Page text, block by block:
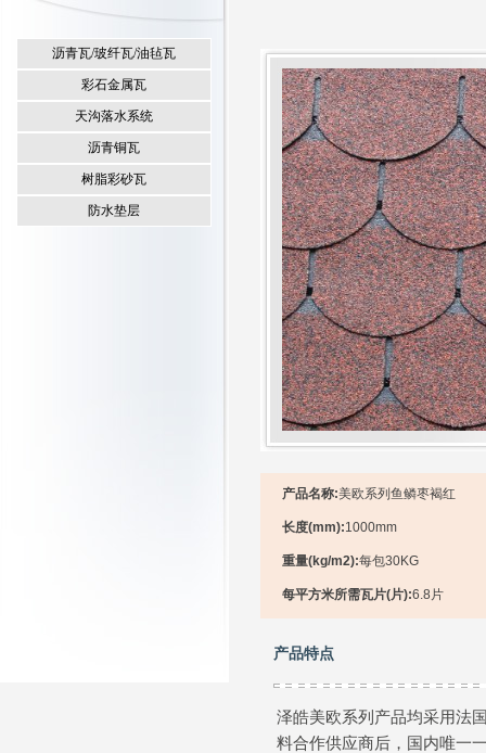
沥青瓦/玻纤瓦/油毡瓦
彩石金属瓦
天沟落水系统
沥青铜瓦
树脂彩砂瓦
防水垫层
产品名称:美欧系列鱼鳞枣褐红
长度(mm):1000mm
重量(kg/m2):每包30KG
每平方米所需瓦片(片):6.8片
产品特点
泽皓美欧系列产品均采用法
料合作供应商后，国内唯一